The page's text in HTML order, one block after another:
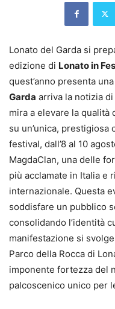
Lonato del Garda si
edizione di Lonato in
quest’anno presenta
Garda arriva la notizia
mira a elevare la qualità
su un’unica,
festival, dall’8 al 10
MagdaClan, una delle
più acclamate in Italia e
internazionale. Questa
soddisfare un pubblico
consolidando l’identità
manifestazione si
Parco della Rocca di
imponente fortezza del
palcoscenico unico per